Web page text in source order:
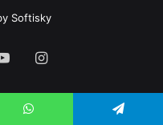
Softisky
YouTubeInstagram